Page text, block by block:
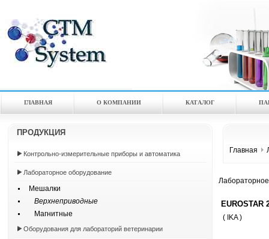
ГЛАВНАЯ О КОМПАНИИ КАТАЛOГ
ПРОДУКЦИЯ
Контрольно-измерительные приборы и автоматика
Лабораторное оборудование
Мешалки
Верхнеприводные
Магнитные
Оборудования для лабораторий ветеринарии
Главная
EUROSTAR
( IKA )